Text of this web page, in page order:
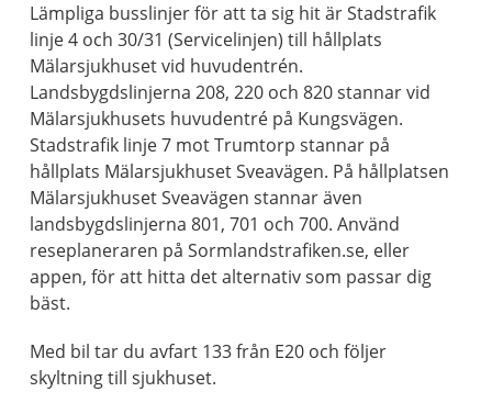
Lämpliga busslinjer för att ta sig hit är Stadstrafik
linje 4 och 30/31 (Servicelinjen) till hållplats
Mälarsjukhuset vid huvudentrén.
Landsbygdslinjerna 208, 220 och 820 stannar vid
Mälarsjukhusets huvudentré på Kungsvägen.
Stadstrafik linje 7 mot Trumtorp stannar på
hållplats Mälarsjukhuset Sveavägen. På hållplatsen
Mälarsjukhuset Sveavägen stannar även
landsbygdslinjerna 801, 701 och 700. Använd
reseplaneraren på Sormlandstrafiken.se, eller
appen, för att hitta det alternativ som passar dig
bäst.
Med bil tar du avfart 133 från E20 och följer
skyltning till sjukhuset.